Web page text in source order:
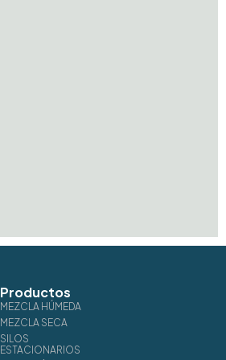
Productos
MEZCLA HÚMEDA
MEZCLA SECA
SILOS
ESTACIONARIOS